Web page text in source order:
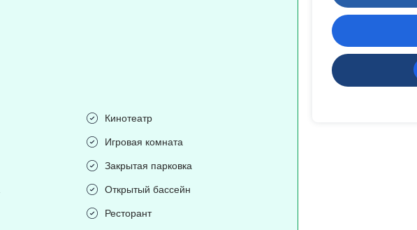
Кинотеатр
Игровая комната
Закрытая парковка
Открытый бассейн
Ресторант